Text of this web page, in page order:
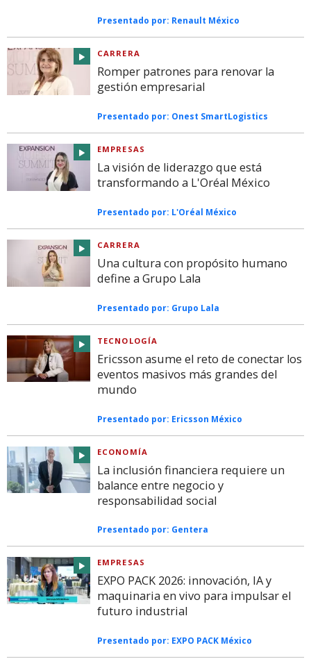
Presentado por: Renault México
CARRERA
Romper patrones para renovar la
gestión empresarial
Presentado por: Onest SmartLogistics
EMPRESAS
La visión de liderazgo que está
transformando a L'Oréal México
Presentado por: L'Oréal México
CARRERA
Una cultura con propósito humano
define a Grupo Lala
Presentado por: Grupo Lala
TECNOLOGÍA
Ericsson asume el reto de conectar los
eventos masivos más grandes del
mundo
Presentado por: Ericsson México
ECONOMÍA
La inclusión financiera requiere un
balance entre negocio y
responsabilidad social
Presentado por: Gentera
EMPRESAS
EXPO PACK 2026: innovación, IA y
maquinaria en vivo para impulsar el
futuro industrial
Presentado por: EXPO PACK México